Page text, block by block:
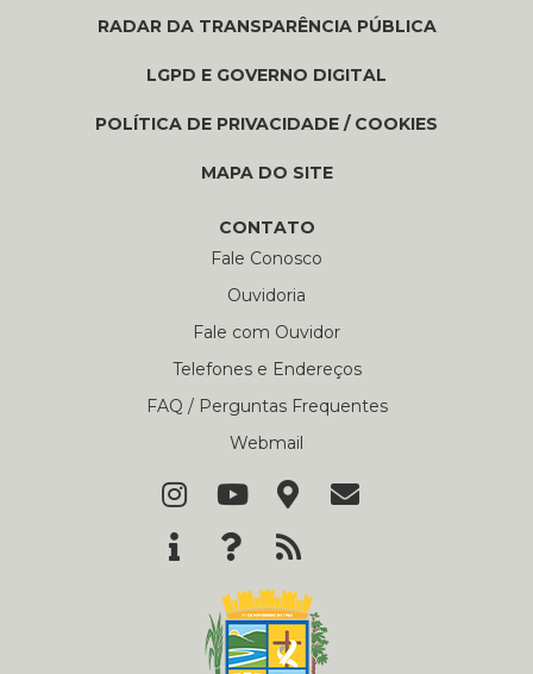
RADAR DA TRANSPARÊNCIA PÚBLICA
LGPD E GOVERNO DIGITAL
POLÍTICA DE PRIVACIDADE / COOKIES
MAPA DO SITE
CONTATO
Fale Conosco
Ouvidoria
Fale com Ouvidor
Telefones e Endereços
FAQ / Perguntas Frequentes
Webmail